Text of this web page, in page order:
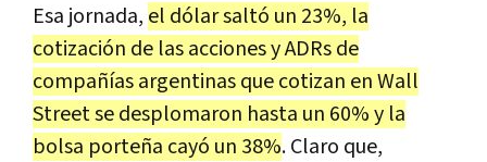
Esa jornada, el dólar saltó un 23%, la
cotización de las acciones y ADRs de
compañías argentinas que cotizan en Wall
Street se desplomaron hasta un 60% y la
bolsa porteña cayó un 38%. Claro que,